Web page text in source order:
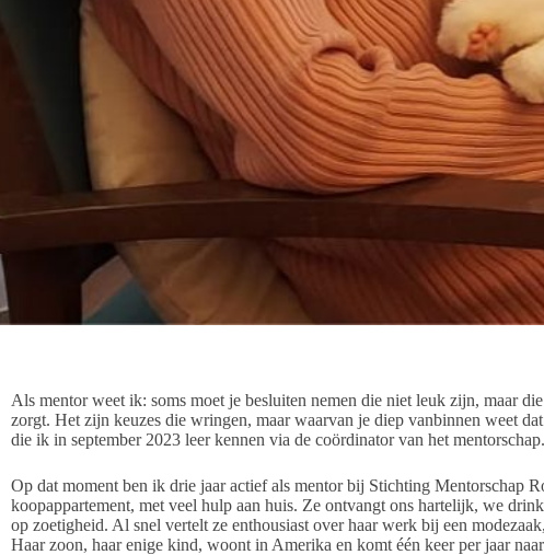
Als mentor weet ik: soms moet je besluiten nemen die niet leuk zijn, maar
zorgt. Het zijn keuzes die wringen, maar waarvan je diep vanbinnen weet
die ik in september 2023 leer kennen via de coördinator van het mentorschap.
Op dat moment ben ik drie jaar actief als mentor bij Stichting Mentorschap
koopappartement, met veel hulp aan huis. Ze ontvangt ons hartelijk, we
op zoetigheid. Al snel vertelt ze enthousiast over haar werk bij een
Haar zoon, haar enige kind, woont in Amerika en komt één keer per jaar